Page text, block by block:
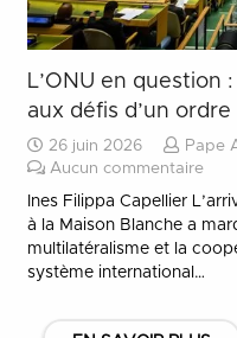
L’ONU en question
aux défis d’un
26 juin 2026 Pape
Aucun commentaire
Ines Filippa Capellier
à la Maison Blanche a
multilatéralisme et la
système international…